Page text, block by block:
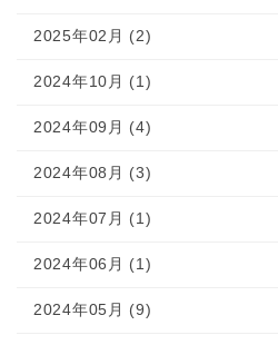
2025年02月 (2)
2024年10月 (1)
2024年09月 (4)
2024年08月 (3)
2024年07月 (1)
2024年06月 (1)
2024年05月 (9)